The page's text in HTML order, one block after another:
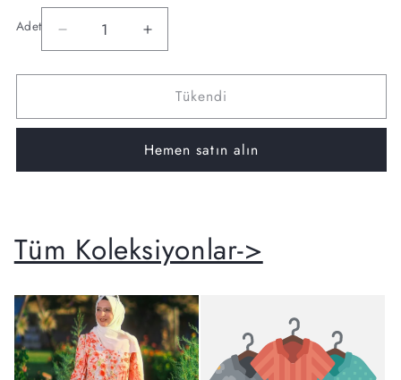
Adet
Armine
nostalji
serisi
adedi
Armine
nostalji
serisi
adedi
Tükendi
Hemen satın alın
Tüm Koleksiyonlar->